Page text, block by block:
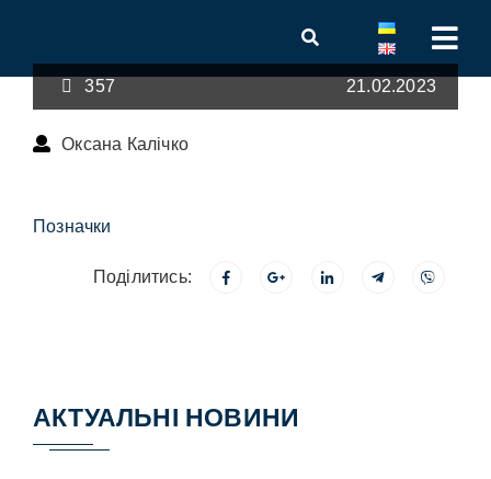
357 21.02.2023
Оксана Калічко
Позначки
Поділитись:
АКТУАЛЬНІ НОВИНИ